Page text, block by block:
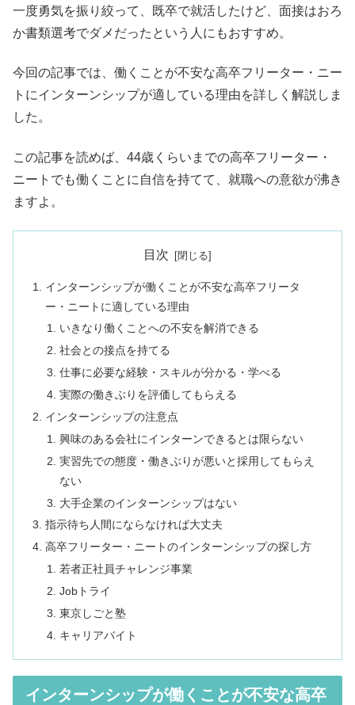
一度勇気を振り絞って、既卒で就活したけど、面接はおろ
か書類選考でダメだったという人にもおすすめ。
今回の記事では、働くことが不安な高卒フリーター・ニー
トにインターンシップが適している理由を詳しく解説しま
した。
この記事を読めば、44歳くらいまでの高卒フリーター・
ニートでも働くことに自信を持てて、就職への意欲が沸き
ますよ。
目次
インターンシップが働くことが不安な高卒フリータ
ー・ニートに適している理由
いきなり働くことへの不安を解消できる
社会との接点を持てる
仕事に必要な経験・スキルが分かる・学べる
実際の働きぶりを評価してもらえる
インターンシップの注意点
興味のある会社にインターンできるとは限らない
実習先での態度・働きぶりが悪いと採用してもらえ
ない
大手企業のインターンシップはない
指示待ち人間にならなければ大丈夫
高卒フリーター・ニートのインターンシップの探し方
若者正社員チャレンジ事業
Jobトライ
東京しごと塾
キャリアバイト
インターンシップが働くことが不安な高卒